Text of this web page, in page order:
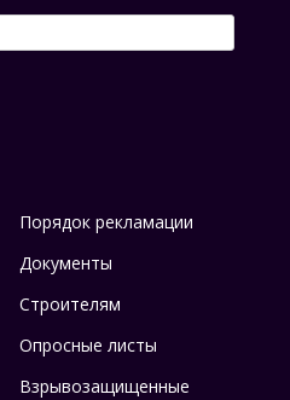
Порядок рекламации
Документы
Строителям
Опросные листы
Взрывозащищенные